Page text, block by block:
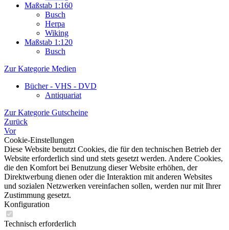
Maßstab 1:160
Busch
Herpa
Wiking
Maßstab 1:120
Busch
Zur Kategorie Medien
Bücher - VHS - DVD
Antiquariat
Zur Kategorie Gutscheine
Zurück
Vor
Cookie-Einstellungen
Diese Website benutzt Cookies, die für den technischen Betrieb der
Website erforderlich sind und stets gesetzt werden. Andere Cookies,
die den Komfort bei Benutzung dieser Website erhöhen, der
Direktwerbung dienen oder die Interaktion mit anderen Websites
und sozialen Netzwerken vereinfachen sollen, werden nur mit Ihrer
Zustimmung gesetzt.
Konfiguration
Technisch erforderlich